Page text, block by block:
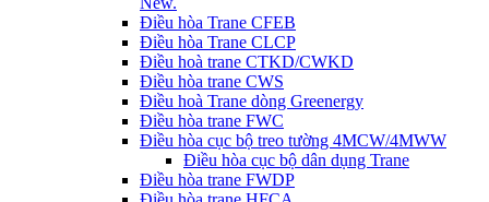
Điều hòa Trane CFEB
Điều hòa Trane CLCP
Điều hoà trane CTKD/CWKD
Điều hòa trane CWS
Điều hoà Trane dòng Greenergy
Điều hòa trane FWC
Điều hòa cục bộ treo tường 4MCW/4MWW
Điều hòa cục bộ dân dụng Trane
Điều hòa trane FWDP